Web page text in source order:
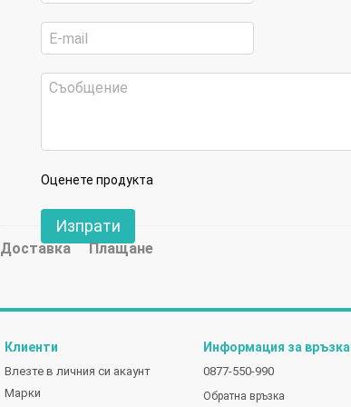
Оценете продукта
Изпрати
Доставка Плащане
Клиенти
Влезте в личния си акаунт
Марки
Информация за връзка
0877-550-990
Обратна връзка